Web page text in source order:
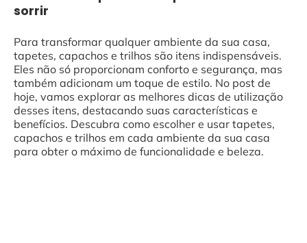
sorrir
Para transformar qualquer ambiente da sua casa,
tapetes, capachos e trilhos são itens indispensáveis.
Eles não só proporcionam conforto e segurança, mas
também adicionam um toque de estilo. No post de
hoje, vamos explorar as melhores dicas de utilização
desses itens, destacando suas características e
benefícios. Descubra como escolher e usar tapetes,
capachos e trilhos em cada ambiente da sua casa
para obter o máximo de funcionalidade e beleza.